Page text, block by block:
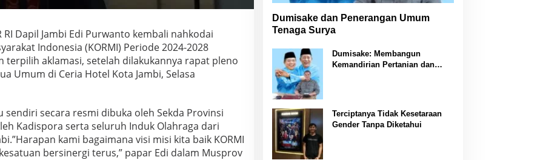
RI Dapil Jambi Edi Purwanto kembali nahkodai
Indonesia (KORMI) Periode 2024-2028
terpilih aklamasi, setelah dilakukannya rapat pleno
Umum di Ceria Hotel Kota Jambi, Selasa
sendiri secara resmi dibuka oleh Sekda Provinsi
Kadispora serta seluruh Induk Olahraga dari
kami bagaimana visi misi kita baik KORMI
bersinergi terus,” papar Edi dalam Musprov
Dumisake dan Penerangan Umum
Tenaga Surya
Dumisake: Membangun
Kemandirian Pertanian dan
Terciptanya Tidak Kesetaraan
Gender Tanpa Diketahui